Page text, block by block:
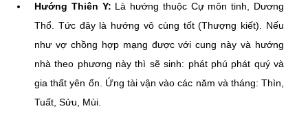
Hướng Thiên Y: Là hướng thuộc Cự môn tinh, Dương
Thổ. Tức đây là hướng vô cùng tốt (Thượng kiết). Nếu
như vợ chồng hợp mạng được với cung này và hướng
nhà theo phương này thì sẽ sinh: phát phú phát quý và
gia thất yên ổn. Ứng tài vận vào các năm và tháng: Thìn,
Tuất, Sửu, Mùi.